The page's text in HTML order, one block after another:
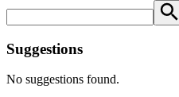
Suggestions
No suggestions found.